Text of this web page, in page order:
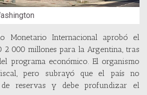
Monetario Internacional aprobó el
2 000 millones para la Argentina, tras
programa económico. El organismo
pero subrayó que el país no
reservas y debe profundizar el